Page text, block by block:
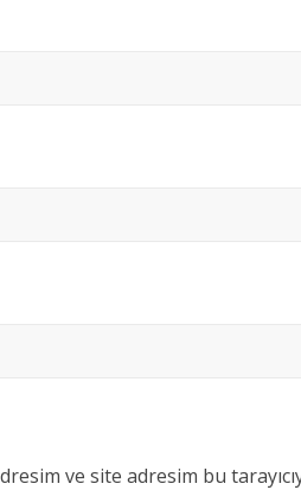
ve site adresim bu